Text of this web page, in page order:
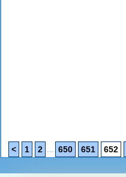
< 1 2 ... 650 651 652